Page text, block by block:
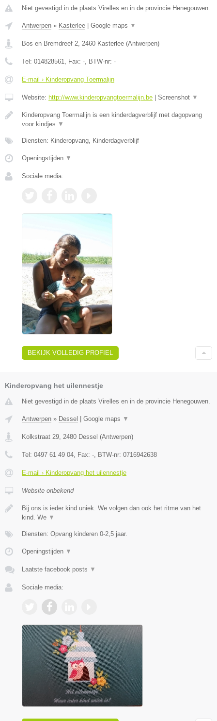
Niet gevestigd in de plaats Virelles en in de provincie Henegouwen.
Antwerpen » Kasterlee Google maps ▼
Bos en Bremdreef 2, 2460 Kasterlee (Antwerpen)
Tel: 014828561, Fax: -, BTW-nr: -
E-mail › Kinderopvang Toermalijn
Website: http://www.kinderopvangtoermalijn.be Screenshot ▼
Kinderopvang Toermalijn is een kinderdagverblijf met dagopvang
voor kindjes ▼
Diensten: Kinderopvang, Kinderdagverblijf
Openingstijden ▼
Sociale media:
BEKIJK VOLLEDIG PROFIEL
Kinderopvang het uilennestje
Niet gevestigd in de plaats Virelles en in de provincie Henegouwen.
Antwerpen » Dessel | Google maps ▼
Kolkstraat 29 2480 Dessel (Antwerpen)
Tel: 0497 61 49 04 , Fax: - , BTW-nr: 0716942638
E-mail › Kinderopvang het uilennestje
Website onbekend
Bij ons is ieder kind uniek. We volgen dan ook het ritme van het
kind. We ▼
Diensten: Opvang kinderen 0-2,5 jaar.
Openingstijden ▼
Laatste facebook posts ▼
Sociale media: